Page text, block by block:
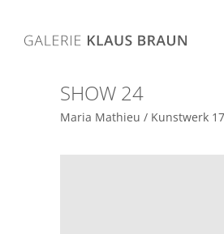
SHOW 24
Maria Mathieu / Kunstwerk